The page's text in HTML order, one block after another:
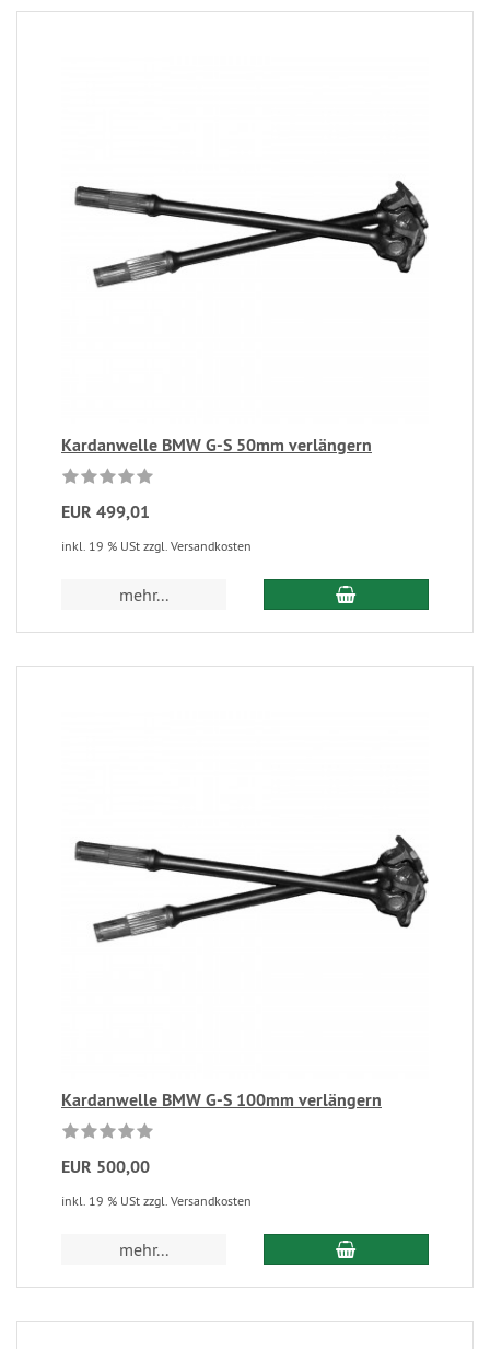
Kardanwelle BMW G-S 50mm verlängern
EUR 499,01
inkl. 19 % USt zzgl. Versandkosten
mehr...
Kardanwelle BMW G-S 100mm verlängern
EUR 500,00
inkl. 19 % USt zzgl. Versandkosten
mehr...